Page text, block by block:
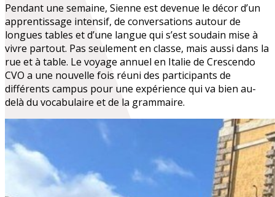
Pendant une semaine, Sienne est devenue le décor d’un
apprentissage intensif, de conversations autour de
longues tables et d’une langue qui s’est soudain mise à
vivre partout. Pas seulement en classe, mais aussi dans la
rue et à table. Le voyage annuel en Italie de Crescendo
CVO a une nouvelle fois réuni des participants de
différents campus pour une expérience qui va bien au-
delà du vocabulaire et de la grammaire.